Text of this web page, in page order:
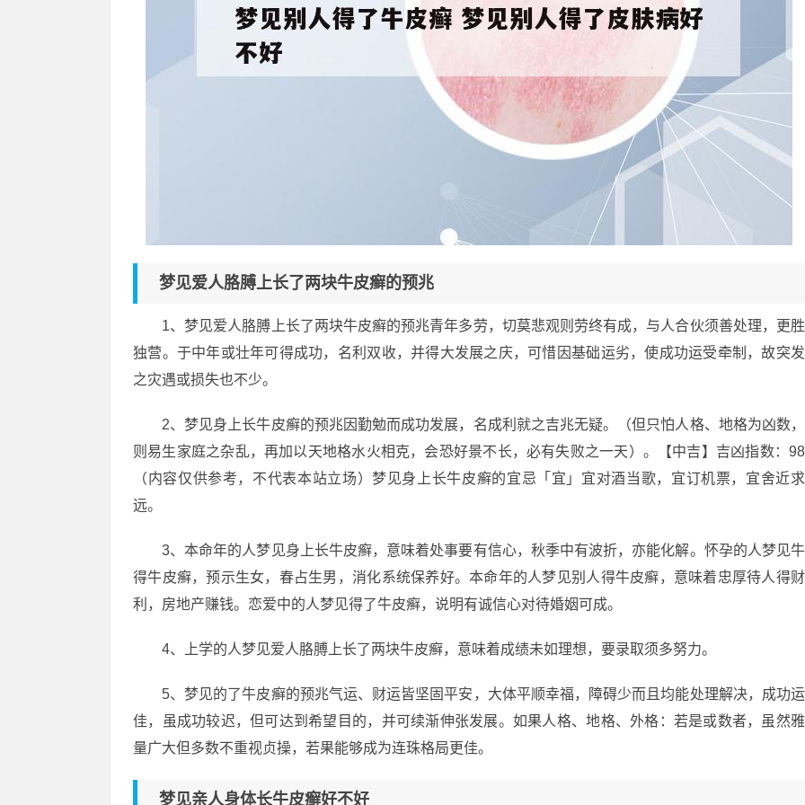
梦见爱人胳膊上长了两块牛皮癣的预兆
1、梦见爱人胳膊上长了两块牛皮癣的预兆青年多劳，切莫悲观则劳终有成，与人合伙须善处理，更胜
独营。于中年或壮年可得成功，名利双收，并得大发展之庆，可惜因基础运劣，使成功运受牵制，故突发
之灾遇或损失也不少。
2、梦见身上长牛皮癣的预兆因勤勉而成功发展，名成利就之吉兆无疑。（但只怕人格、地格为凶数，
则易生家庭之杂乱，再加以天地格水火相克，会恐好景不长，必有失败之一天）。【中吉】吉凶指数：98
（内容仅供参考，不代表本站立场）梦见身上长牛皮癣的宜忌「宜」宜对酒当歌，宜订机票，宜舍近求
远。
3、本命年的人梦见身上长牛皮癣，意味着处事要有信心，秋季中有波折，亦能化解。怀孕的人梦见牛
得牛皮癣，预示生女，春占生男，消化系统保养好。本命年的人梦见别人得牛皮癣，意味着忠厚待人得财
利，房地产赚钱。恋爱中的人梦见得了牛皮癣，说明有诚信心对待婚姻可成。
4、上学的人梦见爱人胳膊上长了两块牛皮癣，意味着成绩未如理想，要录取须多努力。
5、梦见的了牛皮癣的预兆气运、财运皆坚固平安，大体平顺幸福，障碍少而且均能处理解决，成功运
佳，虽成功较迟，但可达到希望目的，并可续渐伸张发展。如果人格、地格、外格：若是或数者，虽然雅
量广大但多数不重视贞操，若果能够成为连珠格局更佳。
梦见亲人身体长牛皮癣好不好